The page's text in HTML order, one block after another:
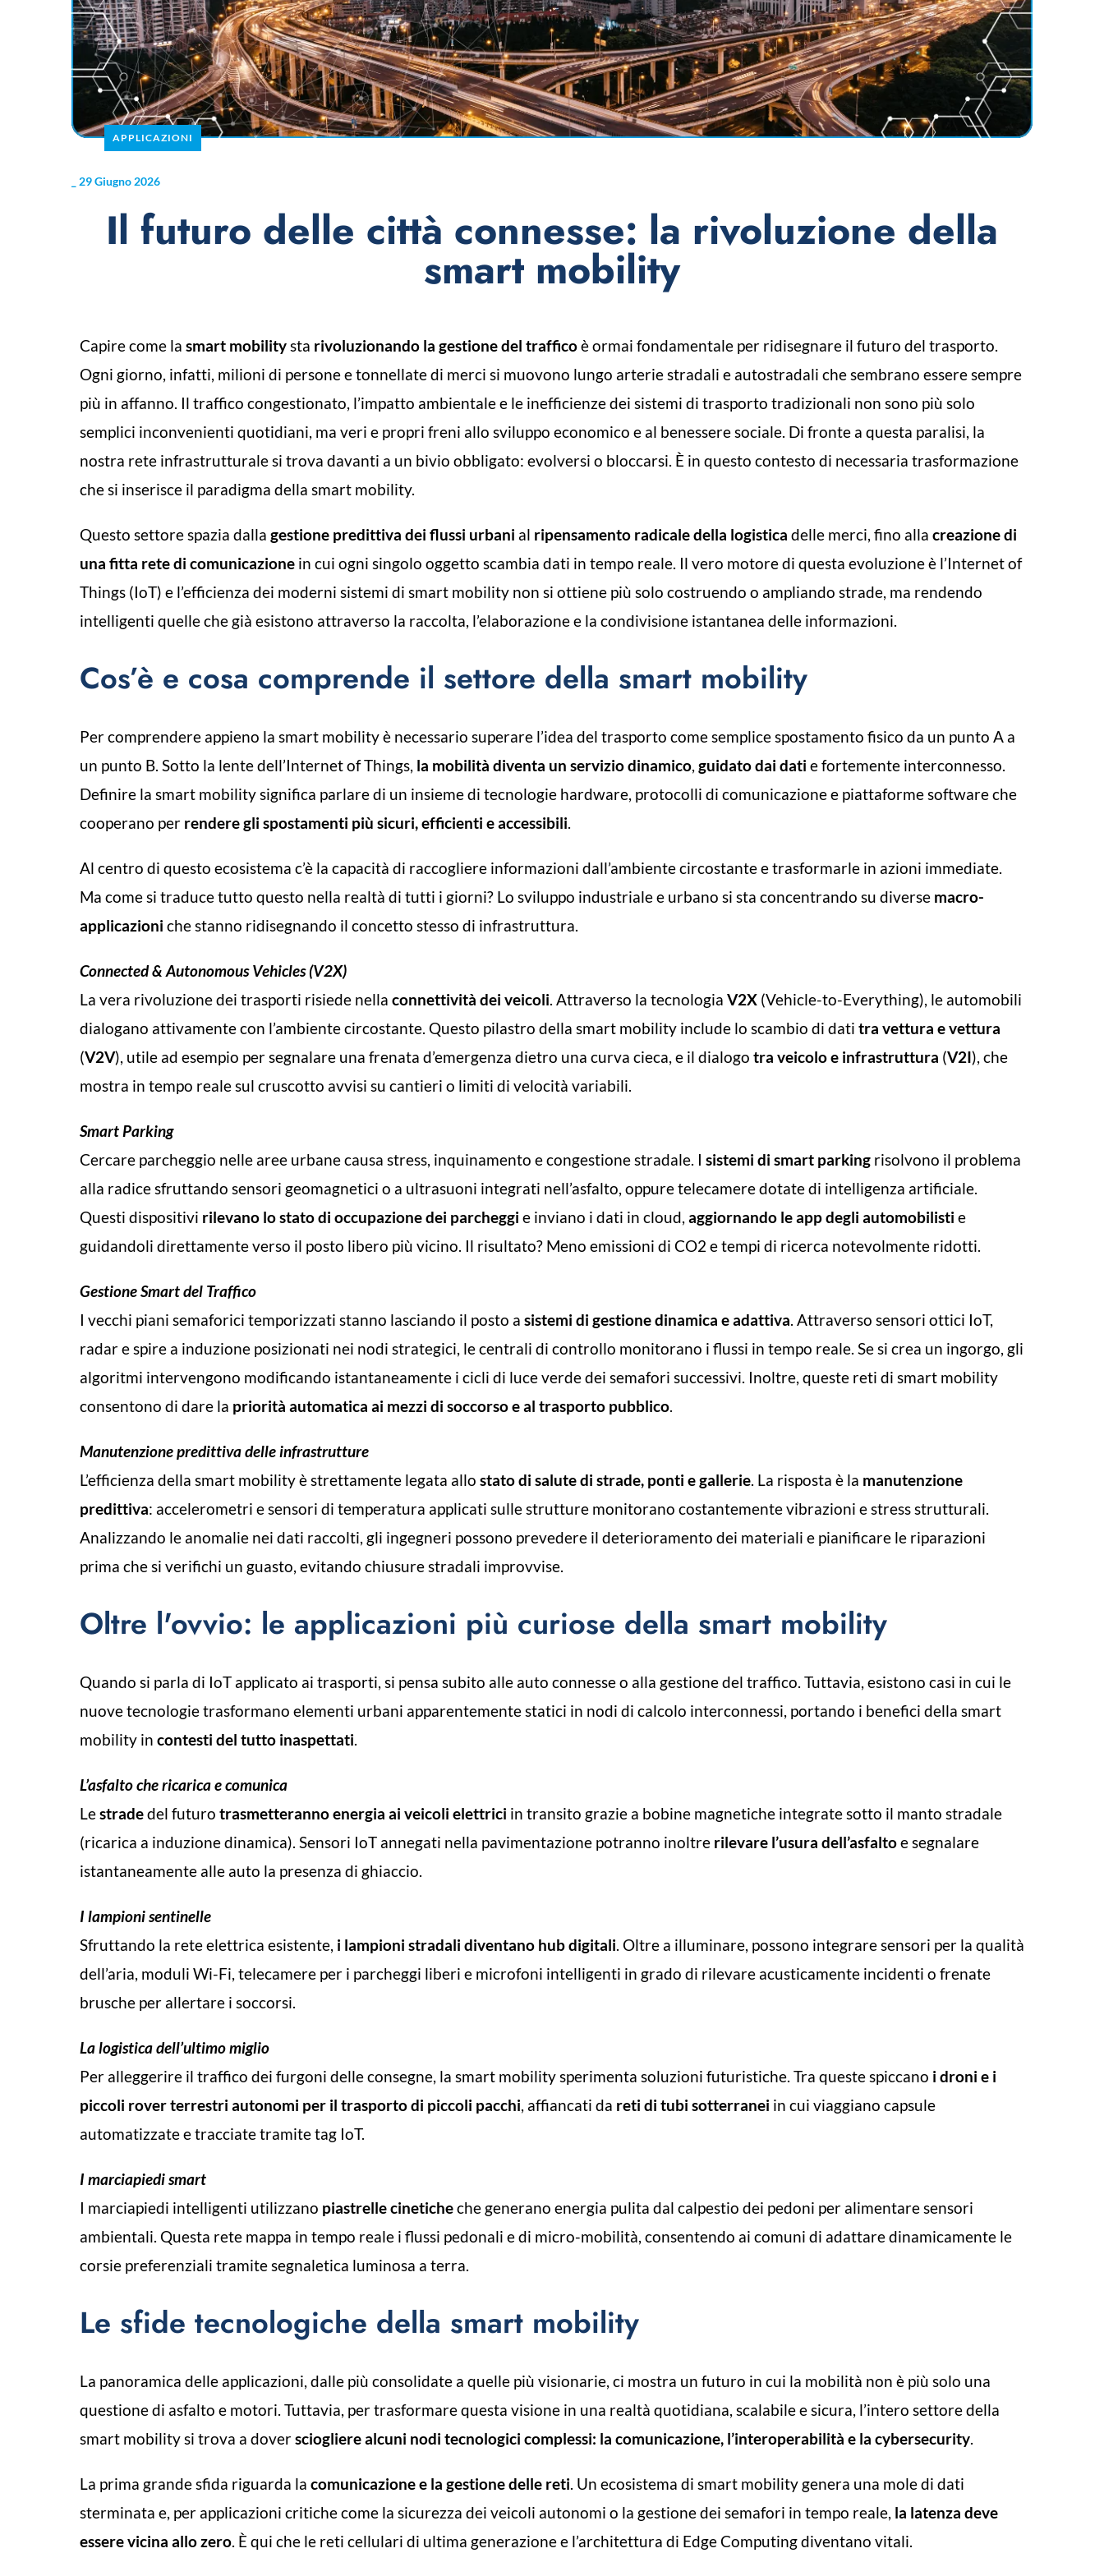
APPLICAZIONI
29 Giugno 2026
Il futuro delle città connesse: la rivoluzione della
smart mobility
Capire come la smart mobilitysta rivoluzionando la gestione del trafficoè ormai fondamentale per ridisegnare il futuro del trasporto.
Ogni giorno, infatti, milioni di persone e tonnellate di merci si muovono lungo arterie stradali e autostradali che sembrano essere sempre
più in affanno. Il traffico congestionato, l’impatto ambientale e le inefficienze dei sistemi di trasporto tradizionali non sono più solo
semplici inconvenienti quotidiani, ma veri e propri freni allo sviluppo economico e al benessere sociale. Di fronte a questa paralisi, la
nostra rete infrastrutturale si trova davanti a un bivio obbligato: evolversi o bloccarsi. È in questo contesto di necessaria trasformazione
che si inserisce il paradigma della smart mobility.
Questo settore spazia dalla gestione predittiva dei flussi urbani al ripensamento radicale della logistica delle merci, fino alla creazione di
una fitta rete di comunicazione in cui ogni singolo oggetto scambia dati in tempo reale. Il vero motore di questa evoluzione è l’Internet of
Things (IoT) e l’efficienza dei moderni sistemi di smart mobility non si ottiene più solo costruendo o ampliando strade, ma rendendo
intelligenti quelle che già esistono attraverso la raccolta, l’elaborazione e la condivisione istantanea delle informazioni.
Cos’è e cosa comprende il settore della smart mobility
Per comprendere appieno la smart mobility è necessario superare l’idea del trasporto come semplice spostamento fisico da un punto A a
un punto B. Sotto la lente dell’Internet of Things, la mobilità diventa un servizio dinamico, guidato dai dati e fortemente interconnesso.
Definire la smart mobility significa parlare di un insieme di tecnologie hardware, protocolli di comunicazione e piattaforme software che
cooperano per rendere gli spostamenti più sicuri, efficienti e accessibili.
Al centro di questo ecosistema c’è la capacità di raccogliere informazioni dall’ambiente circostante e trasformarle in azioni immediate.
Ma come si traduce tutto questo nella realtà di tutti i giorni? Lo sviluppo industriale e urbano si sta concentrando su diverse macro-
applicazioni che stanno ridisegnando il concetto stesso di infrastruttura.
Connected & Autonomous Vehicles (V2X)
La vera rivoluzione dei trasporti risiede nella connettività dei veicoli. Attraverso la tecnologia V2X (Vehicle-to-Everything), le automobili
dialogano attivamente con l’ambiente circostante. Questo pilastro della smart mobility include lo scambio di dati tra vettura e vettura
(V2V), utile ad esempio per segnalare una frenata d’emergenza dietro una curva cieca, e il dialogo tra veicolo e infrastruttura (V2I), che
mostra in tempo reale sul cruscotto avvisi su cantieri o limiti di velocità variabili.
Smart Parking
Cercare parcheggio nelle aree urbane causa stress, inquinamento e congestione stradale. I sistemi di smart parking risolvono il problema
alla radice sfruttando sensori geomagnetici o a ultrasuoni integrati nell’asfalto, oppure telecamere dotate di intelligenza artificiale.
Questi dispositivi rilevano lo stato di occupazione dei parcheggi e inviano i dati in cloud, aggiornando le app degli automobilisti e
guidandoli direttamente verso il posto libero più vicino. Il risultato? Meno emissioni di CO2 e tempi di ricerca notevolmente ridotti.
Gestione Smart del Traffico
I vecchi piani semaforici temporizzati stanno lasciando il posto a sistemi di gestione dinamica e adattiva. Attraverso sensori ottici IoT,
radar e spire a induzione posizionati nei nodi strategici, le centrali di controllo monitorano i flussi in tempo reale. Se si crea un ingorgo, gli
algoritmi intervengono modificando istantaneamente i cicli di luce verde dei semafori successivi. Inoltre, queste reti di smart mobility
consentono di dare la priorità automatica ai mezzi di soccorso e al trasporto pubblico.
Manutenzione predittiva delle infrastrutture
L’efficienza della smart mobility è strettamente legata allo stato di salute di strade, ponti e gallerie. La risposta è la manutenzione
predittiva: accelerometri e sensori di temperatura applicati sulle strutture monitorano costantemente vibrazioni e stress strutturali.
Analizzando le anomalie nei dati raccolti, gli ingegneri possono prevedere il deterioramento dei materiali e pianificare le riparazioni
prima che si verifichi un guasto, evitando chiusure stradali improvvise.
Oltre l'ovvio: le applicazioni più curiose della smart mobility
Quando si parla di IoT applicato ai trasporti, si pensa subito alle auto connesse o alla gestione del traffico. Tuttavia, esistono casi in cui le
nuove tecnologie trasformano elementi urbani apparentemente statici in nodi di calcolo interconnessi, portando i benefici della smart
mobility in contesti del tutto inaspettati.
L’asfalto che ricarica e comunica
Lestradedel futuro trasmetteranno energia ai veicoli elettrici in transito grazie a bobine magnetiche integrate sotto il manto stradale
(ricarica a induzione dinamica). Sensori IoT annegati nella pavimentazione potranno inoltre rilevare l’usura dell’asfaltoe segnalare
istantaneamente alle auto la presenza di ghiaccio.
I lampioni sentinelle
Sfruttando la rete elettrica esistente, i lampioni stradali diventano hub digitali. Oltre a illuminare, possono integrare sensori per la qualità
dell’aria, moduli Wi-Fi, telecamere per i parcheggi liberi e microfoni intelligenti in grado di rilevare acusticamente incidenti o frenate
brusche per allertare i soccorsi.
La logistica dell’ultimo miglio
Per alleggerire il traffico dei furgoni delle consegne, la smart mobility sperimenta soluzioni futuristiche. Tra queste spiccano i droni e i
piccoli rover terrestri autonomi per il trasporto di piccoli pacchi, affiancati da reti di tubi sotterranei in cui viaggiano capsule
automatizzate e tracciate tramite tag IoT.
I marciapiedi smart
I marciapiedi intelligenti utilizzano piastrelle cineticheche generano energia pulita dal calpestio dei pedoni per alimentare sensori
ambientali. Questa rete mappa in tempo reale i flussi pedonali e di micro-mobilità, consentendo ai comuni di adattare dinamicamente le
corsie preferenziali tramite segnaletica luminosa a terra.
Le sfide tecnologiche della smart mobility
La panoramica delle applicazioni, dalle più consolidate a quelle più visionarie, ci mostra un futuro in cui la mobilità non è più solo una
questione di asfalto e motori. Tuttavia, per trasformare questa visione in una realtà quotidiana, scalabile e sicura, l’intero settore della
smart mobility si trova a doversciogliere alcuni nodi tecnologici complessi: la comunicazione, l’interoperabilità e la cybersecurity.
La prima grande sfida riguarda la comunicazione e la gestione delle reti. Un ecosistema di smart mobility genera una mole di dati
sterminata e, per applicazioni critiche come la sicurezza dei veicoli autonomi o la gestione dei semafori in tempo reale, la latenza deve
essere vicina allo zero. È qui che le reti cellulari di ultima generazione e l’architettura di Edge Computing diventano vitali.